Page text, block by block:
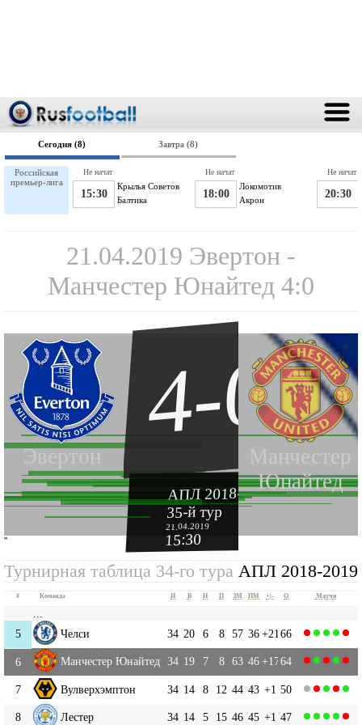
Сегодня (8) Завтра (8)
Российская
премьер-лига
Крылья Советов
15:30 Балтика
Не начат
Локомотив
18:00 Акрон
Не начат
20:30
Не начат
21.04.2019 Эвертон -
Манчестер Юнайтед 4:0
Эвертон
Манчестер
Юнайтед
4-0
АПЛ 2018-2019
35-й тур
21.04.2019
15:30
''
Турнирная таблица 34-го тура АПЛ 2018-2019
# Команда И В Н П ЗМ ПМ +|- О Матчи
5
Челси 34 20 6 8 57 36+2166
6 Манчестер Юнайтед 34 19 7 8 63 46+1764
7 Вулверхэмптон 34 14 8 12 44 43 +1 50
8 Лестер 34 14 5 15 46 45 +1 47